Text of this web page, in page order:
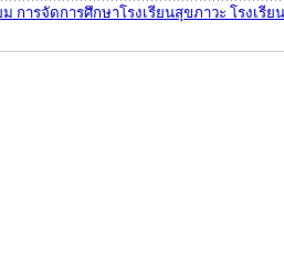
การจัดการศึกษาโรงเรียนสุขภาวะ โรงเรี